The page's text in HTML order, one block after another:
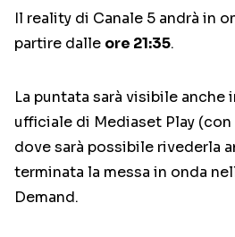
Il reality di Canale 5 andrà in
partire dalle ore 21:35.
La puntata sarà visibile
ufficiale di Mediaset Play (con
dove sarà possibile rivederla
terminata la messa in onda
Demand.